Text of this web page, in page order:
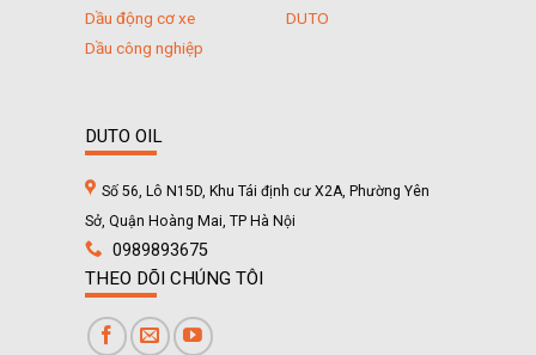
Dầu động cơ xe
Dầu công nghiệp
DUTO
DUTO OIL
Số 56, Lô N15D, Khu Tái định cư X2A, Phường Yên
Sở, Quận Hoàng Mai, TP Hà Nội
0989893675
THEO DÕI CHÚNG TÔI